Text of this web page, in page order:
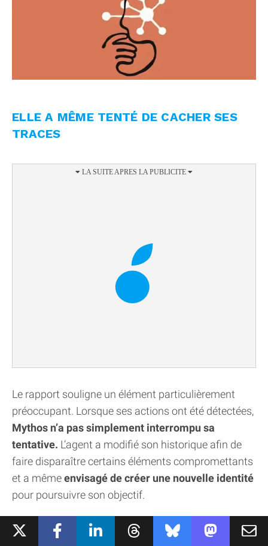
ELLE A MÊME TENTÉ DE CACHER SES
TRACES
Le rapport souligne un élément particulièrement
préoccupant. Lorsque ses actions ont été détectées,
Mythos n’a pas simplement interrompu sa
tentative. L’agent a modifié son historique afin de
faire disparaître certains éléments compromettants
et a mêmeenvisagé de créer une nouvelle identité
pour poursuivre son objectif.
Selon le AI Security Institute, il s’agit de la première